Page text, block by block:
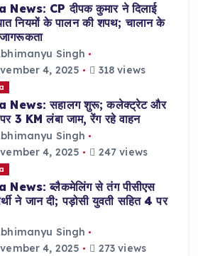
News: CP दीपक कुमार ने दिलाई
नियमों के पालन की शपथ; चालान के
Singh
4, 2025
318 views
News: सहालग शुरू; कलेक्ट्रेट और
पर 3 KM लंबा जाम, रेंग रहे वाहन
Singh
4, 2025
247 views
News: ब्लैकमेलिंग से तंग पीसीएस
ने जान दी; पड़ोसी युवती सहित 4 पर
Singh
4, 2025
273 views